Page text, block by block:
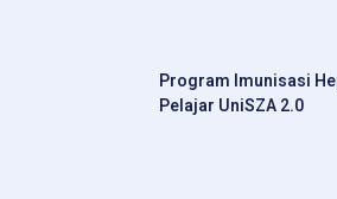
Program Imunisasi
Pelajar UniSZA 2.0